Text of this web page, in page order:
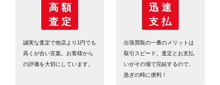
高 額
査 定
誠実な査定で他店より1円でも
高くが合い言葉。お客様から
の評価を大切にしています。
迅 速
支 払
出張買取の一番のメリットは
取引スピード。査定とお支払
いがその場で完結するので、
急ぎの時に便利！